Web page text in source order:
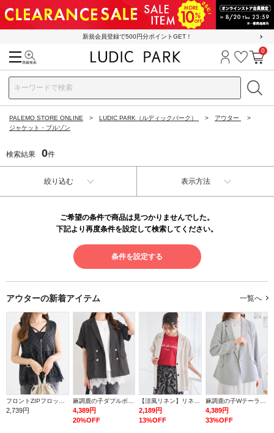
新規会員登録で500円分ポイントGET！
ログイン
お気に
カ
0
PALEMO STORE ONLINE LUDIC PARK（ルディックパーク）
アウター
ジャケット・ブルゾン
検索結果 0件
絞り込む 表示方法
ご希望の条件で商品は見つかりませんでした。
下記より再度条件を設定して検索してください。
条件を設定する
アウターの新着アイテム 一覧へ
2,739円
4,389円
20%OFF
2,189円
13%OFF
4,389円
33%OFF